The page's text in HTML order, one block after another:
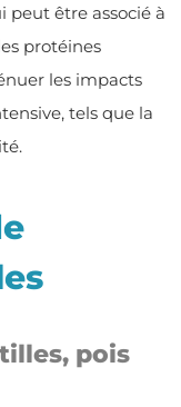
peut être associé à
protéines
les impacts
tels que la
pois